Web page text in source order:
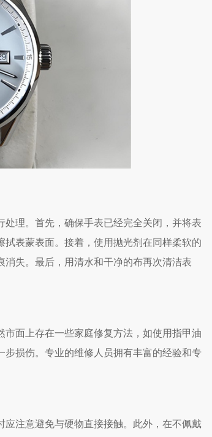
理。首先，确保手表已经完全关闭，并将表
表蒙表面。接着，使用抛光剂在同样柔软的
失。最后，用清水和干净的布再次清洁表
面上存在一些家庭修复方法，如使用指甲油
损伤。专业的维修人员拥有丰富的经验和专
注意避免与硬物直接接触。此外，在不佩戴